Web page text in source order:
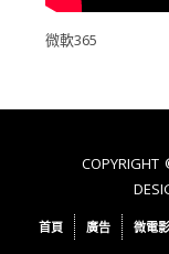
微軟365
COPYRIGHT
首頁 廣告 微電影